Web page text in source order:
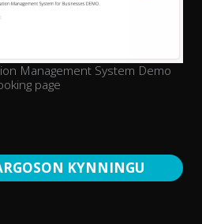
Management System Demo
page
KYNNINGU